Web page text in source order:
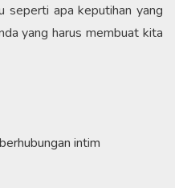
seperti apa keputihan yang
yang harus membuat kita
intim